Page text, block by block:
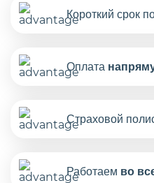
Короткий срок
Оплата
Страховой
Работаем во